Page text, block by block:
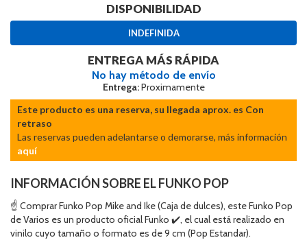
DISPONIBILIDAD
INDEFINIDA
ENTREGA MÁS RÁPIDA
No hay método de envío
Entrega:Proximamente
Este producto es una reserva, su llegada aprox. es Con
retraso
Las reservas pueden adelantarse o demorarse, más información
aquí
INFORMACIÓN SOBRE EL FUNKO POP
☝ Comprar Funko Pop Mike and Ike (Caja de dulces), este Funko Pop
de Varios es un producto oficial Funko ✔️, el cual está realizado en
vinilo cuyo tamaño o formato es de 9 cm (Pop Estandar).